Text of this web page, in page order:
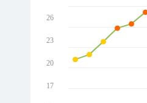
26
23
20
17